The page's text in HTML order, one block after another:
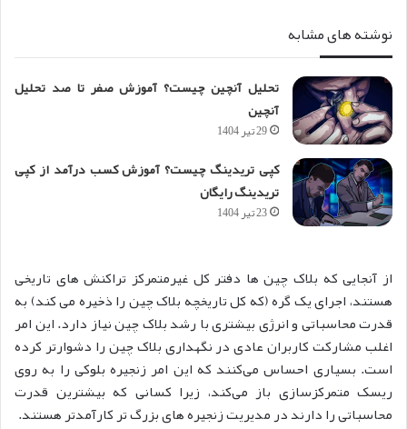
نوشته های مشابه
تحلیل آنچین چیست؟ آموزش صفر تا صد تحلیل
آنچین
29 تیر 1404
کپی تریدینگ چیست؟ آموزش کسب درآمد از کپی
تریدینگ رایگان
23 تیر 1404
از آنجایی که بلاک چین ها دفتر کل غیرمتمرکز تراکنش های تاریخی
هستند، اجرای یک گره (که کل تاریخچه بلاک چین را ذخیره می کند) به
قدرت محاسباتی و انرژی بیشتری با رشد بلاک چین نیاز دارد. این امر
اغلب مشارکت کاربران عادی در نگهداری بلاک چین را دشوارتر کرده
است. بسیاری احساس می‌کنند که این امر زنجیره بلوکی را به روی
ریسک متمرکزسازی باز می‌کند، زیرا کسانی که بیشترین قدرت
محاسباتی را دارند در مدیریت زنجیره های بزرگ تر کارآمدتر هستند.